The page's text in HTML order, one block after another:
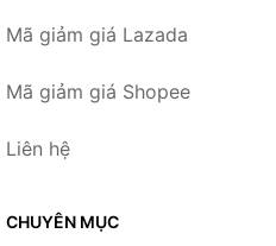
Mã giảm giá Lazada
Mã giảm giá Shopee
Liên hệ
CHUYÊN MỤC